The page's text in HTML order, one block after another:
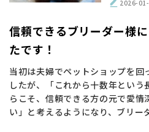
2026-
信頼できるブリーダー様
たです！
当初は夫婦でペットショップを回
したが、「これから十数年とい
らこそ、信頼できる方の元で愛情
い」と考えるようになり、ブリー